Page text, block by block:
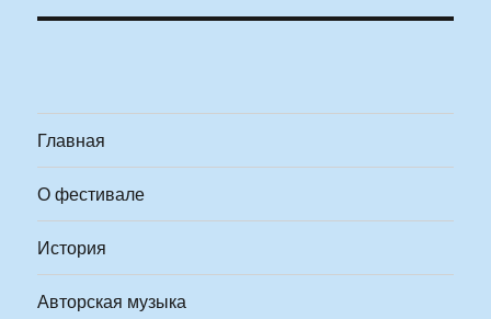
Главная
О фестивале
История
Авторская музыка